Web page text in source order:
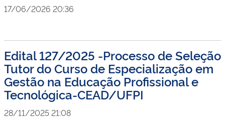
17/06/2026 20:36
Edital 127/2025 -Processo de Seleção
Tutor do Curso de Especialização em
Gestão na Educação Profissional e
Tecnológica-CEAD/UFPI
28/11/2025 21:08